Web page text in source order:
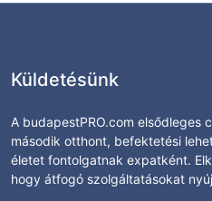
Küldetésünk
A budapestPRO.com elsődleges
második otthont, befektetési
életet fontolgatnak expatként.
hogy átfogó szolgáltatásokat